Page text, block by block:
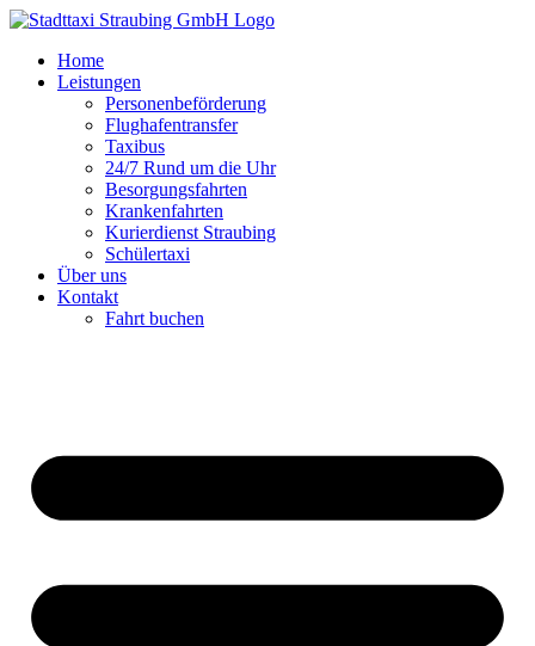
Zum
springenHome
Leistungen
Personenbeförderung
Flughafentransfer
Taxibus
24/7 Rund um die Uhr
Besorgungsfahrten
Krankenfahrten
Kurierdienst Straubing
Schülertaxi
Über uns
Kontakt
Fahrt buchen